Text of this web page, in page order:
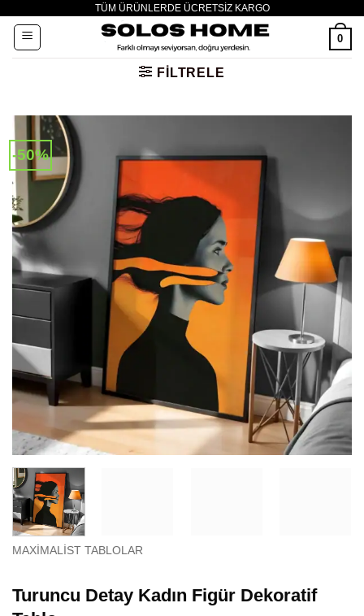
atla
TÜM ÜRÜNLERDE ÜCRETSİZ KARGO
0
FILTRELE
-50%
MAXIMALIST TABLOLAR
Turuncu Detay Kadın Figür Dekoratif